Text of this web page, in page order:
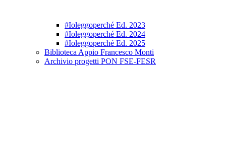
#Ioleggoperché Ed. 2023
#Ioleggoperché Ed. 2024
#Ioleggoperché Ed. 2025
Biblioteca Appio Francesco Monti
Archivio progetti PON FSE-FESR